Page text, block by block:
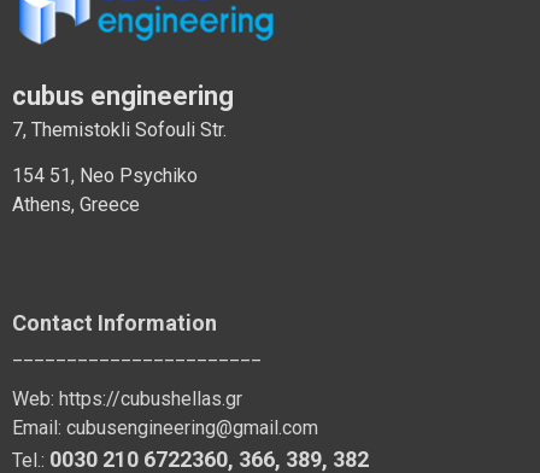
cubus engineering
7, Themistokli Sofouli Str.
154 51, Neo Psychiko
Athens, Greece
Contact Information
Web: https://cubushellas.gr
Email: cubusengineering@gmail.com
Tel.: 0030 210 6722360, 366, 389, 382